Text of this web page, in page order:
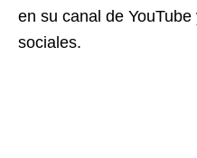
en su canal de
sociales.